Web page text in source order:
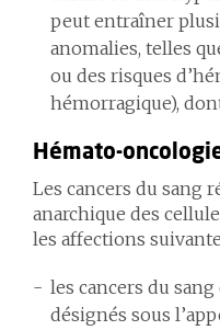
peut entraîner
anomalies, telles
ou des risques
hémorragique),
Hémato-
Les cancers du sang
anarchique des
les affections
les cancers du
désignés sous